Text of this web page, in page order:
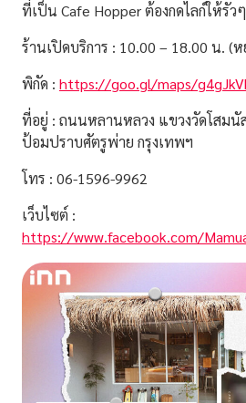
ที่เป็น Cafe Hopperต้องกดไลก์ให้รั
ร้านเปิดบริการ : 10.00 – 18.00 น. (
พิกัด : https://goo.gl/maps/
ที่อยู่ : ถนนหลานหลวง แขวงวัดโสมนั
ป้อมปราบศัตรูพ่าย กรุงเทพฯ
โทร : 06-1596-9962
เว็บไซต์ :
https://www.facebook.com/